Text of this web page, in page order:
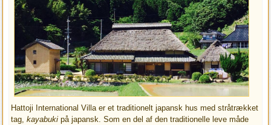
Hattoji International Villa er et traditionelt japansk hus med stråtrækket
tag,kayabuki på japansk. Som en del af den traditionelle leve måde